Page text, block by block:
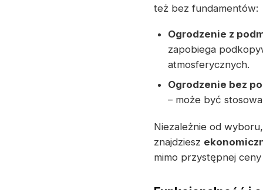
też bez fundamentów:
Ogrodzenie z
zapobiega
atmosferycznych.
Ogrodzenie bez
– może być
Niezależnie od
znajdziesz
mimo przystępnej